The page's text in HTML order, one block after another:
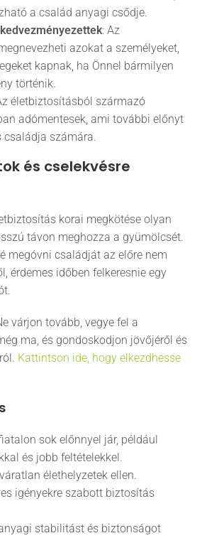
a család anyagi csődje.
: Az
azokat a személyeket,
kapnak, ha Önnel bármilyen
történik.
életbiztosításból származó
adómentesek, ami további előnyt
családja számára.
és cselekvésre
korai megkötése olyan
távon meghozza a gyümölcsét.
megóvni családját az előre nem
érdemes időben felkeresnie egy
várjon tovább, vegye fel a
ma, és gondoskodjon jövőjéről és
Kattintson ide, hogy elkezdhesse
sok előnnyel jár, például
és jobb feltételekkel.
élethelyzetek ellen.
igényekre szabott biztosítás
stabilitást és biztonságot